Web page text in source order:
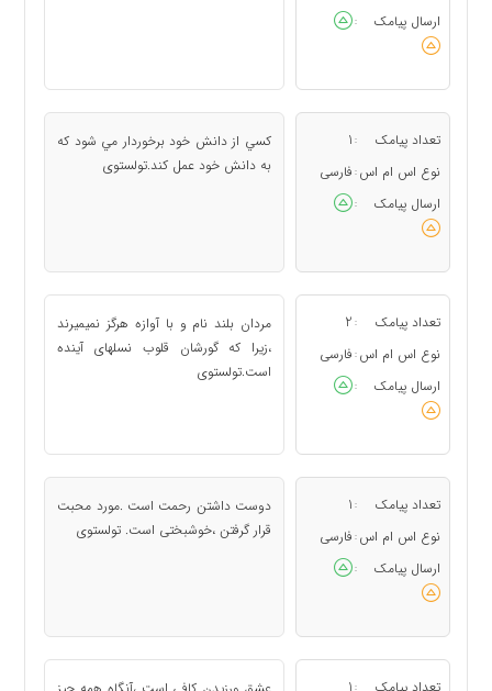
ارسال پیامک
:
تعداد پیامک :
1
نوع اس ام اس : فارسی
ارسال پیامک
:
کسي از دانش خود برخوردار مي شود که
به دانش خود عمل کند.تولستوی
تعداد پیامک :
2
نوع اس ام اس : فارسی
ارسال پیامک
:
مردان بلند نام و با آوازه هرگز نمیمیرند
،زیرا که گورشان قلوب نسلهای آینده
است.تولستوی
تعداد پیامک :
1
نوع اس ام اس : فارسی
ارسال پیامک
:
دوست داشتن رحمت است .مورد محبت
قرار گرفتن ،خوشبختی است. تولستوی
: